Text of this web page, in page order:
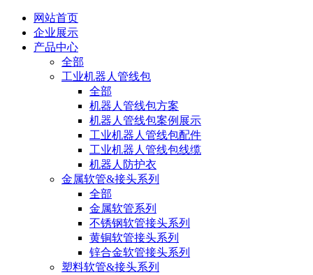
网站首页
企业展示
产品中心
全部
工业机器人管线包
全部
机器人管线包方案
机器人管线包案例展示
工业机器人管线包配件
工业机器人管线包线缆
机器人防护衣
金属软管&接头系列
全部
金属软管系列
不锈钢软管接头系列
黄铜软管接头系列
锌合金软管接头系列
塑料软管&接头系列